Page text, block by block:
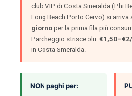
club VIP di Costa Smeralda (Phi
Long Beach Porto Cervo) si arriva
giornoper la prima fila più
Parcheggio strisce blu:
in Costa Smeralda.
NON paghi per: